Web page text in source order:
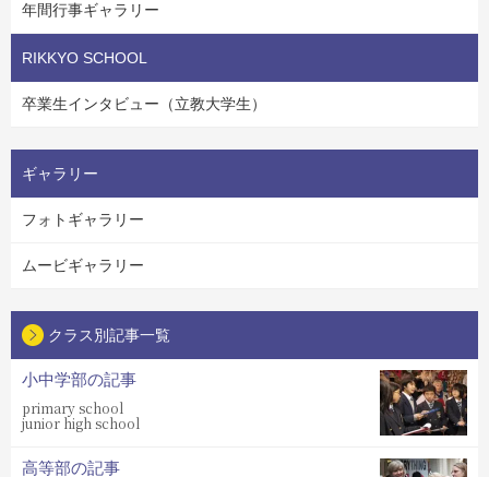
年間行事ギャラリー
RIKKYO SCHOOL
卒業生インタビュー（立教大学生）
ギャラリー
フォトギャラリー
ムービギャラリー
クラス別記事一覧
小中学部の記事
primary school
junior high school
高等部の記事